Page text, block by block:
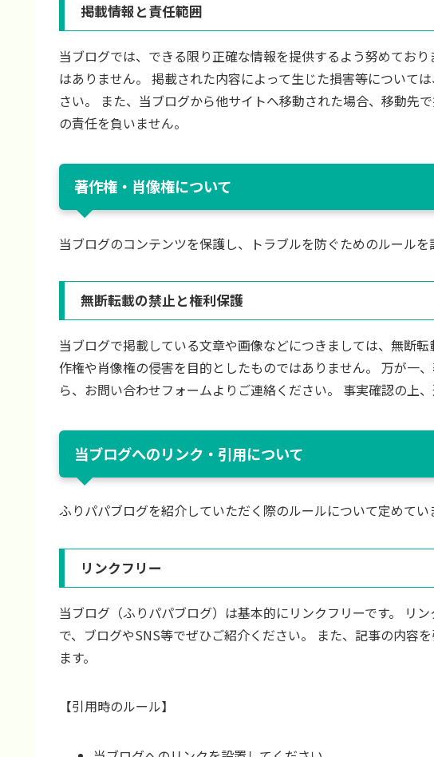
掲載情報と責任範囲
当ブログでは、できる限り正確な情報を提供するよう努めてお
はありません。 掲載された内容によって生じた損害等について
さい。 また、当ブログから他サイトへ移動された場合、移動先
の責任を負いません。
著作権・肖像権について
当ブログのコンテンツを保護し、トラブルを防ぐためのルールを
無断転載の禁止と権利保護
当ブログで掲載している文章や画像などにつきましては、無断
作権や肖像権の侵害を目的としたものではありません。 万が一
ら、お問い合わせフォームよりご連絡ください。 事実確認の上
当ブログへのリンク・引用について
ふりパパブログを紹介していただく際のルールについて定めてい
リンクフリー
当ブログ（ふりパパブログ）は基本的にリンクフリーです。 リ
で、ブログやSNS等でぜひご紹介ください。 また、記事の内容
ます。
【引用時のルール】